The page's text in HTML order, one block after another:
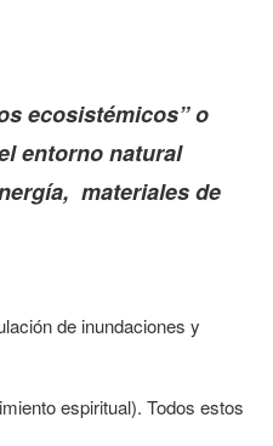
ecosistémicos” o
entorno natural
materiales de
de inundaciones y
espiritual). Todos estos